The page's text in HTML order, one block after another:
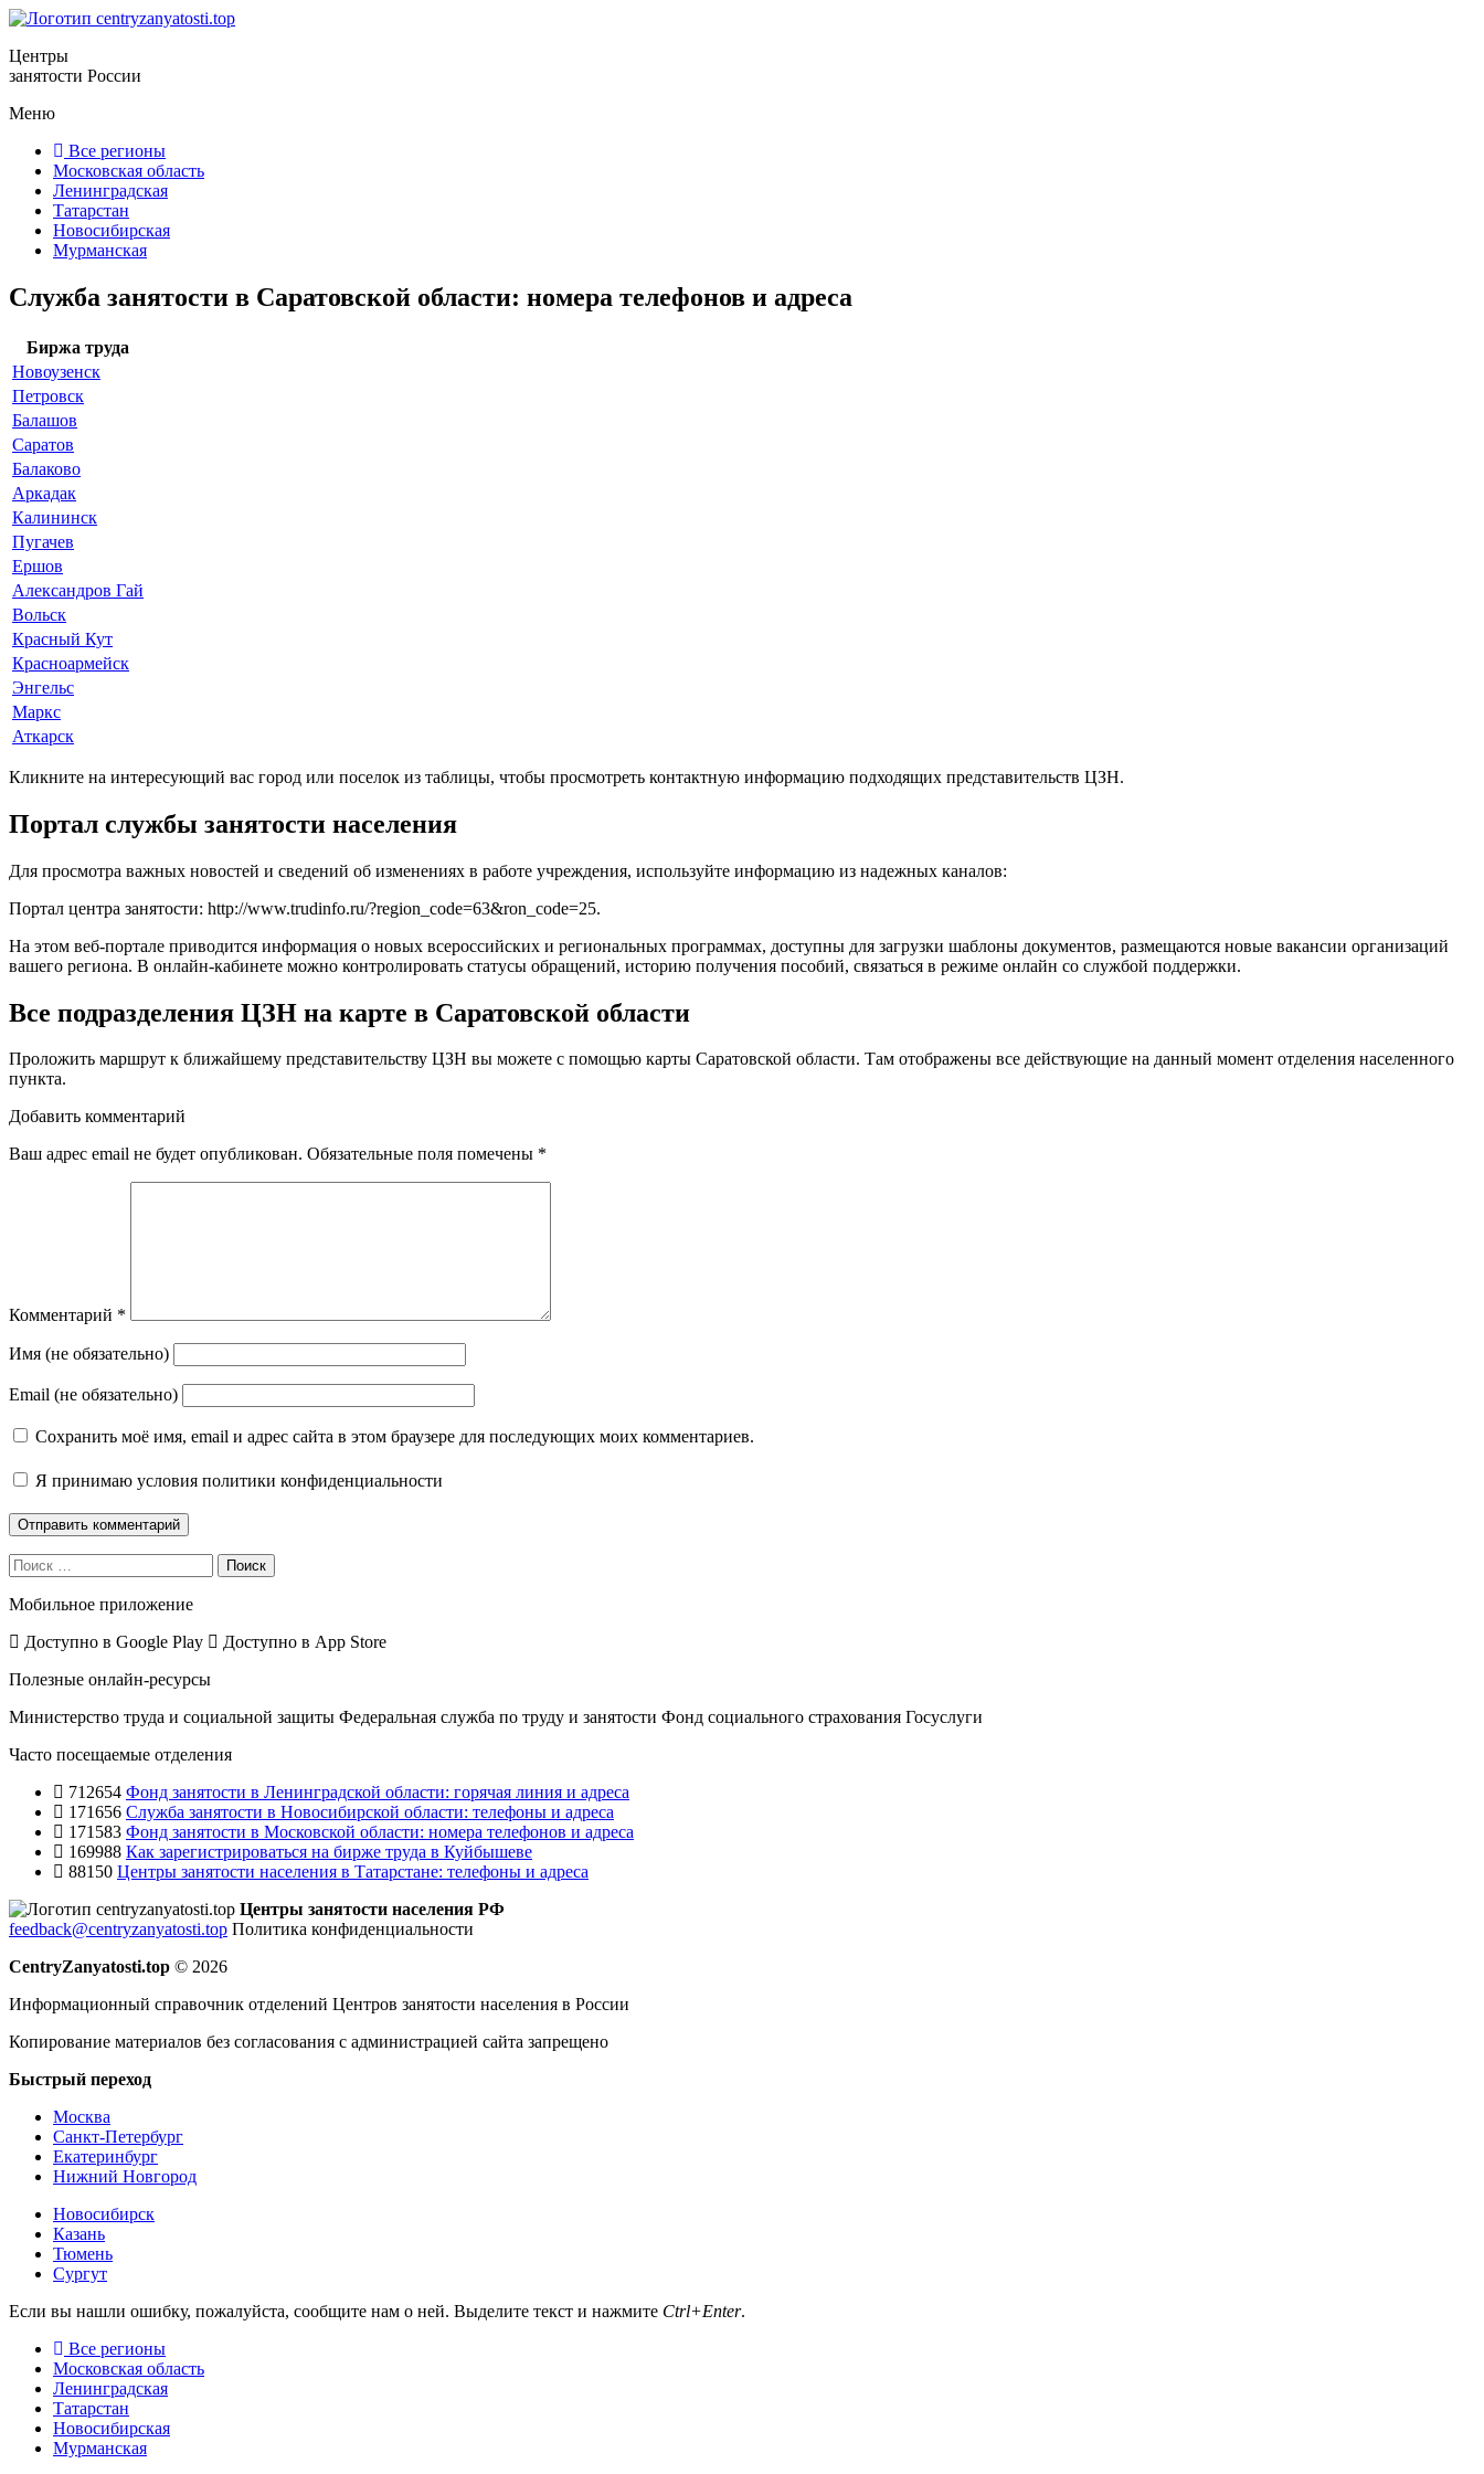
Центры
занятости России
Меню
Все регионы
Московская область
Ленинградская
Татарстан
Новосибирская
Мурманская
Служба занятости в Саратовской области: номера телефонов и адреса
Биржа труда
Новоузенск
Петровск
Балашов
Саратов
Балаково
Аркадак
Калининск
Пугачев
Ершов
Александров Гай
Вольск
Красный Кут
Красноармейск
Энгельс
Маркс
Аткарск
Кликните на интересующий вас город или поселок из таблицы, чтобы просмотреть контактную информацию подходящих представительств ЦЗН.
Портал службы занятости населения
Для просмотра важных новостей и сведений об изменениях в работе учреждения, используйте информацию из надежных каналов:
Портал центра занятости: http://www.trudinfo.ru/?region_code=63&ron_code=25.
На этом веб-портале приводится информация о новых всероссийских и региональных программах, доступны для загрузки шаблоны документов, размещаются новые вакансии организаций
вашего региона. В онлайн-кабинете можно контролировать статусы обращений, историю получения пособий, связаться в режиме онлайн со службой поддержки.
Все подразделения ЦЗН на карте в Саратовской области
Проложить маршрут к ближайшему представительству ЦЗН вы можете с помощью карты Саратовской области. Там отображены все действующие на данный момент отделения населенного
пункта.
Добавить комментарий
Ваш адрес email не будет опубликован. Обязательные поля помечены *
Комментарий *
Имя (не обязательно)
Email (не обязательно)
Сохранить моё имя, email и адрес сайта в этом браузере для последующих моих комментариев.
Я принимаю условия политики конфиденциальности
Поиск
Мобильное приложение
Доступно в Google Play Доступно в App Store
Полезные онлайн-ресурсы
Министерство труда и социальной защиты Федеральная служба по труду и занятости Фонд социального страхования Госуслуги
Часто посещаемые отделения
712654 Фонд занятости в Ленинградской области: горячая линия и адреса
171656 Служба занятости в Новосибирской области: телефоны и адреса
171583 Фонд занятости в Московской области: номера телефонов и адреса
169988 Как зарегистрироваться на бирже труда в Куйбышеве
88150 Центры занятости населения в Татарстане: телефоны и адреса
Центры занятости населения РФ
feedback@centryzanyatosti.top Политика конфиденциальности
CentryZanyatosti.top © 2026
Информационный справочник отделений Центров занятости населения в России
Копирование материалов без согласования с администрацией сайта запрещено
Быстрый переход
Москва
Санкт-Петербург
Екатеринбург
Нижний Новгород
Новосибирск
Казань
Тюмень
Сургут
Если вы нашли ошибку, пожалуйста, сообщите нам о ней. Выделите текст и нажмите Ctrl+Enter.
Все регионы
Московская область
Ленинградская
Татарстан
Новосибирская
Мурманская